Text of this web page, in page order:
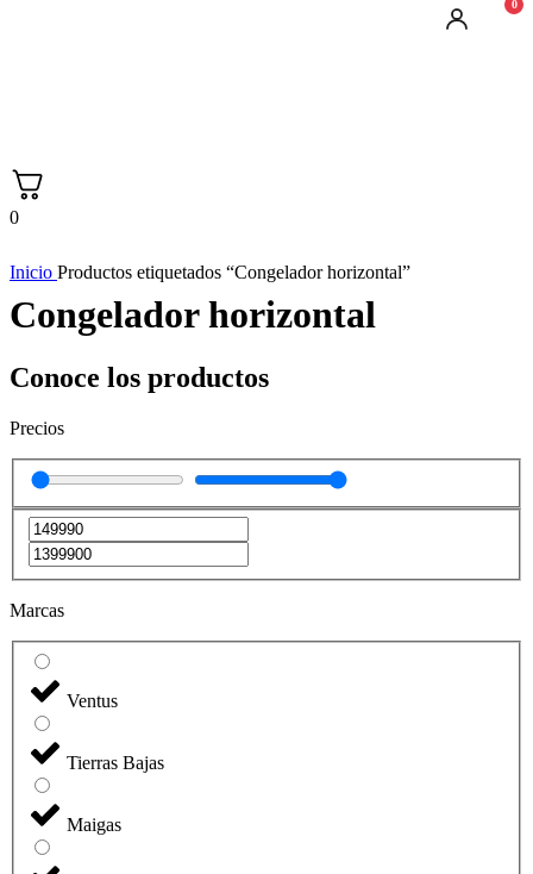
0
0
Inicio Productos etiquetados “Congelador horizontal”
Congelador horizontal
Conoce los productos
Precios
Marcas
Ventus
Tierras Bajas
Maigas